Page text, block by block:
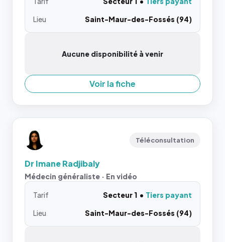
Lieu
Saint-Maur-des-Fossés (94)
Aucune disponibilité à venir
Voir la fiche
Téléconsultation
Dr Imane Radjibaly
Médecin généraliste · En vidéo
Tarif Secteur 1
Tiers payant
Lieu
Saint-Maur-des-Fossés (94)